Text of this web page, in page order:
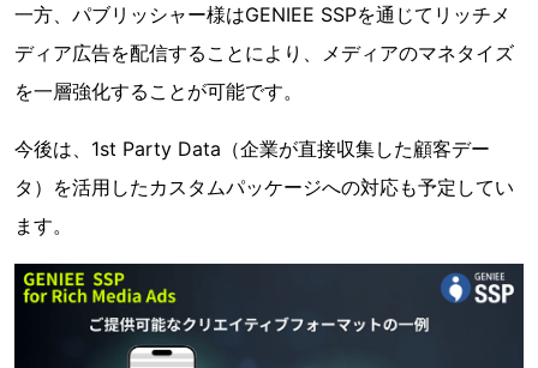
一方、パブリッシャー様はGENIEE SSPを通じてリッチメ
ディア広告を配信することにより、メディアのマネタイズ
を一層強化することが可能です。
今後は、1st Party Data（企業が直接収集した顧客デー
タ）を活用したカスタムパッケージへの対応も予定してい
ます。